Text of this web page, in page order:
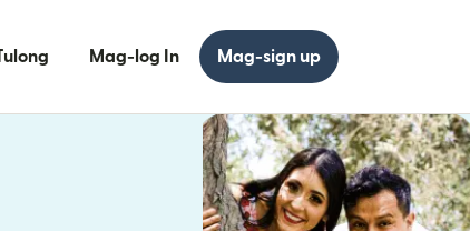
Mag-log In Mag-sign up
window)
window)